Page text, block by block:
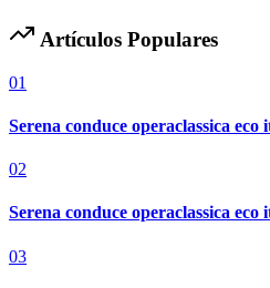
Artículos Populares
01
Serena conduce operaclassica eco
02
Serena conduce operaclassica eco
03